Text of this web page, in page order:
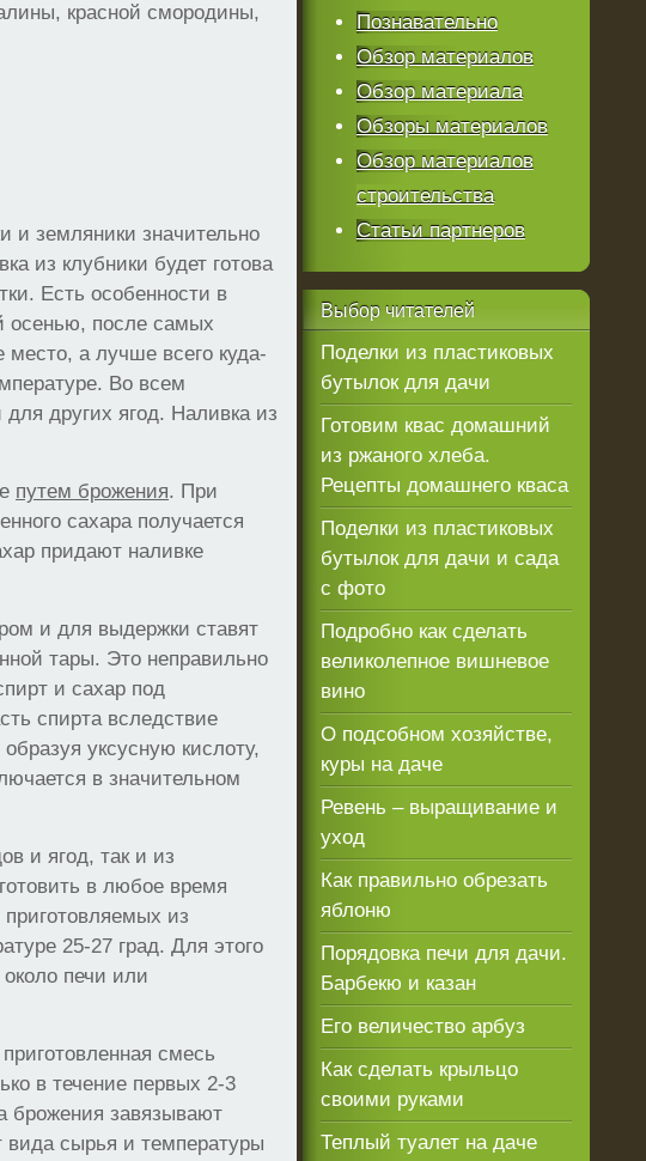
красной смородины,
и земляники значительно
из клубники будет готова
Есть особенности в
осенью, после самых
место, а лучше всего куда-
Во всем
других ягод. Наливка из
путем брожения. При
сахара получается
придают наливке
и для выдержки ставят
тары. Это неправильно
и сахар под
спирта вследствие
уксусную кислоту,
в значительном
и ягод, так и из
в любое время
из
25-27 град. Для этого
печи или
смесь
в течение первых 2-3
брожения завязывают
сырья и температуры
Познавательно
Обзор материалов
Обзор материала
Обзоры материалов
Обзор материалов
строительства
Статьи партнеров
Выборчитателей
Поделки из пластиковых
бутылок для дачи
Готовим квас домашний
из ржаного хлеба.
Рецепты домашнего кваса
Поделки из пластиковых
бутылок для дачи и сада
с фото
Подробно как сделать
великолепное вишневое
вино
О подсобном хозяйстве,
куры на даче
Ревень – выращивание и
уход
Как правильно обрезать
яблоню
Порядовка печи для дачи.
Барбекю и казан
Его величество арбуз
Как сделать крыльцо
своими руками
Теплый туалет на даче